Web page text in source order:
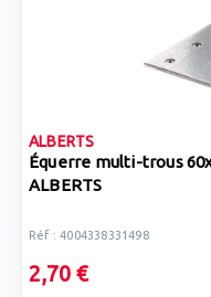
ALBERTS
Équerre multi-trous
ALBERTS
Réf : 4004338331498
2,70 €